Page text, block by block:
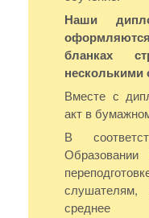
Наши
бланках
несколькими
Вместе с
акт в
В
среднее